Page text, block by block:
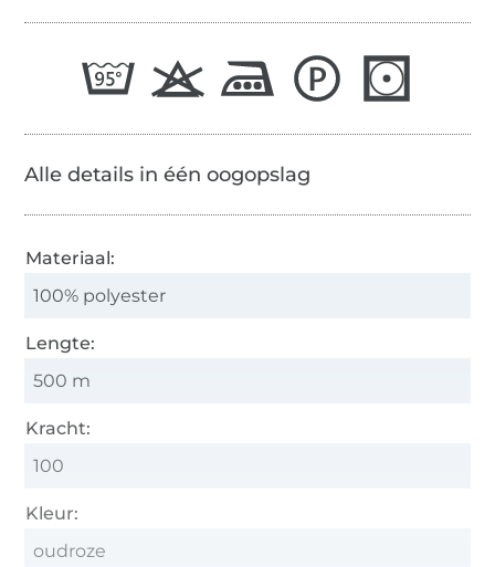
Alle details in één oogopslag
Materiaal:
100% polyester
Lengte:
500 m
Kracht:
100
Kleur:
oudroze